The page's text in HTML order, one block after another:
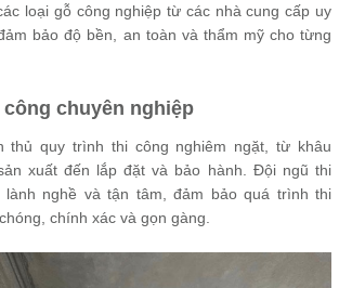
loại gỗ công nghiệp từ các nhà cung cấp uy
bảo độ bền, an toàn và thẩm mỹ cho từng
chuyên nghiệp
thủ quy trình thi công nghiêm ngặt, từ khâu
xuất đến lắp đặt và bảo hành. Đội ngũ thi
lành nghề và tận tâm, đảm bảo quá trình thi
chính xác và gọn gàng.